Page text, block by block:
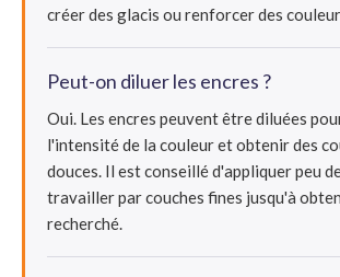
créer des glacis ou renforcer des
Peut-on diluer les encres ?
Oui. Les encres peuvent être diluées
l'intensité de la couleur et obtenir des
douces. Il est conseillé d'appliquer peu
travailler par couches fines jusqu'à
recherché.